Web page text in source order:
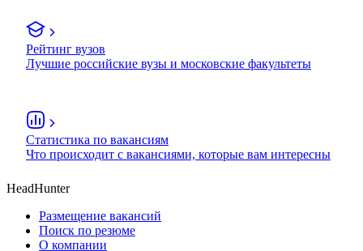
Рейтинг вузов
Лучшие российские вузы и московские факультеты
Статистика по вакансиям
Что происходит с вакансиями, которые вам интересны
HeadHunter
Размещение вакансий
Поиск по резюме
О компании